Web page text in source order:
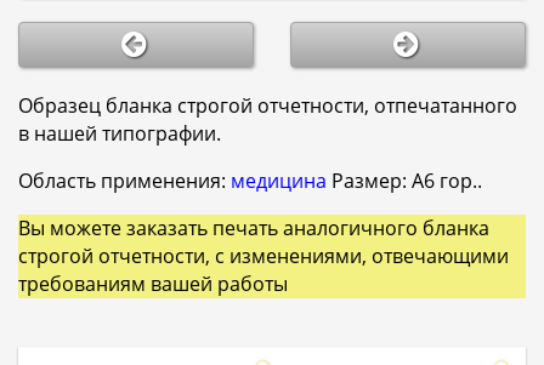
Образец бланка строгой отчетности, отпечатанного
в нашей типографии.
Область применения: медицина Размер: A6 гор..
Вы можете заказать печать аналогичного бланка
строгой отчетности, с изменениями, отвечающими
требованиям вашей работы